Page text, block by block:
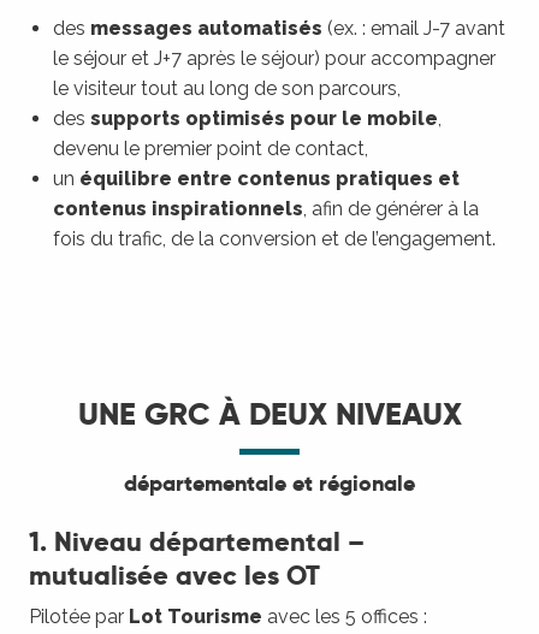
des messages automatisés (ex. : email J-7 avant
le séjour et J+7 après le séjour) pour accompagner
le visiteur tout au long de son parcours,
des supports optimisés pour le mobile,
devenu le premier point de contact,
un équilibre entre contenus pratiques et
contenus inspirationnels, afin de générer à la
fois du trafic, de la conversion et de l’engagement.
UNE GRC À DEUX NIVEAUX
départementale et régionale
1. Niveau départemental –
mutualisée avec les OT
Pilotée par Lot Tourisme avec les 5 offices :